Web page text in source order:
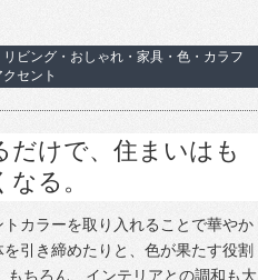
ビング・おしゃれ・家具・色・カラフ
セント
だけで、住まいはも
る。
カラーを取り入れることで華やか
引き締めたりと、色が果たす役割
もちろん、インテリアとの調和も大